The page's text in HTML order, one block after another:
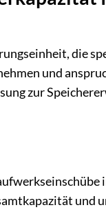
die
und
zur
und